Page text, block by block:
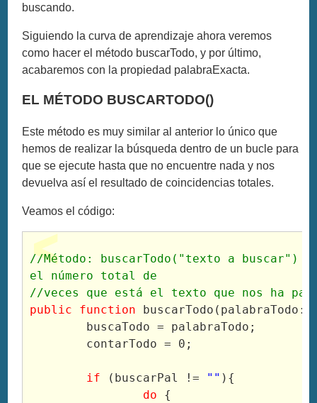
buscando.
Siguiendo la curva de aprendizaje ahora veremos
como hacer el método buscarTodo, y por último,
acabaremos con la propiedad palabraExacta.
EL MÉTODO BUSCARTODO()
Este método es muy similar al anterior lo único que
hemos de realizar la búsqueda dentro de un bucle para
que se ejecute hasta que no encuentre nada y nos
devuelva así el resultado de coincidencias totales.
Veamos el código:
//Método: buscarTodo("texto a buscar")
el número total de
//veces que está el texto que nos ha
public
function buscarTodo(palabraTodo:
	buscaTodo = palabraTodo;
	contarTodo = 0;
if (buscarPal != "" ){
do {